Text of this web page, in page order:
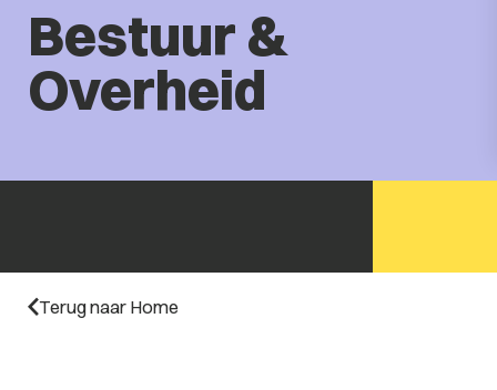
Bestuur &
Overheid
Terug naar Home